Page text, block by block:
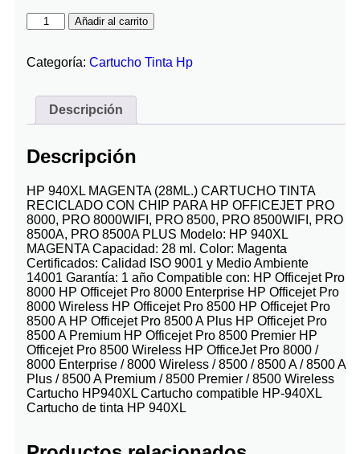
Añadir al carrito
Categoría: Cartucho Tinta Hp
Descripción
Descripción
HP 940XL MAGENTA (28ML.) CARTUCHO TINTA
RECICLADO CON CHIP PARA HP OFFICEJET PRO
8000, PRO 8000WIFI, PRO 8500, PRO 8500WIFI, PRO
8500A, PRO 8500A PLUS Modelo: HP 940XL
MAGENTA Capacidad: 28 ml. Color: Magenta
Certificados: Calidad ISO 9001 y Medio Ambiente
14001 Garantía: 1 año Compatible con: HP Officejet Pro
8000 HP Officejet Pro 8000 Enterprise HP Officejet Pro
8000 Wireless HP Officejet Pro 8500 HP Officejet Pro
8500 A HP Officejet Pro 8500 A Plus HP Officejet Pro
8500 A Premium HP Officejet Pro 8500 Premier HP
Officejet Pro 8500 Wireless HP OfficeJet Pro 8000 /
8000 Enterprise / 8000 Wireless / 8500 / 8500 A / 8500 A
Plus / 8500 A Premium / 8500 Premier / 8500 Wireless
Cartucho HP940XL Cartucho compatible HP-940XL
Cartucho de tinta HP 940XL